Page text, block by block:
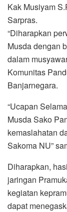
Kak Musiyam
Sarpras.
“Diharapkan
Musda dengan
dalam
Komunitas
Banjarnegara.
“Ucapan
Musda Sako
kemaslahatan
Sakoma NU”
Diharapkan,
jaringan
kegiatan
dapat